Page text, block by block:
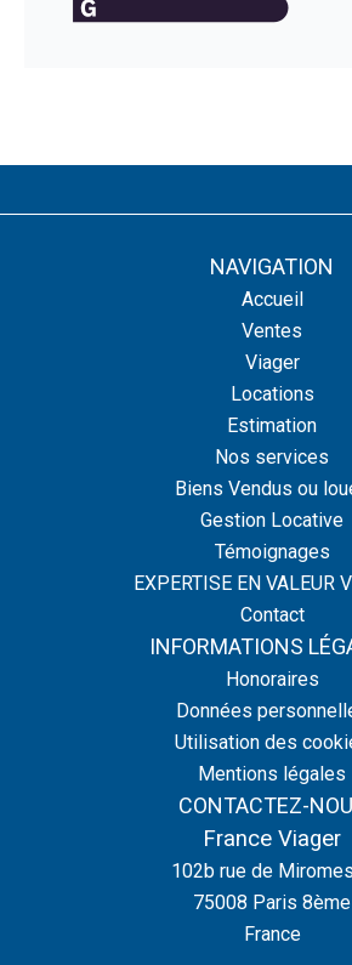
NAVIGATION
Accueil
Ventes
Viager
Locations
Estimation
Nos services
Biens Vendus ou
Gestion Locative
Témoignages
EXPERTISE EN VALEUR
Contact
INFORMATIONS
Honoraires
Données
Utilisation des
Mentions légales
CONTACTEZ-
France Viager
102b rue de
75008 Paris 8ème
France